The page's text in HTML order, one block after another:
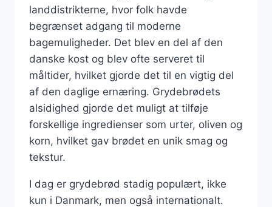
landdistrikterne, hvor folk havde
begrænset adgang til moderne
bagemuligheder. Det blev en del af den
danske kost og blev ofte serveret til
måltider, hvilket gjorde det til en vigtig del
af den daglige ernæring. Grydebrødets
alsidighed gjorde det muligt at tilføje
forskellige ingredienser som urter, oliven og
korn, hvilket gav brødet en unik smag og
tekstur.
I dag er grydebrød stadig populært, ikke
kun i Danmark, men også internationalt.